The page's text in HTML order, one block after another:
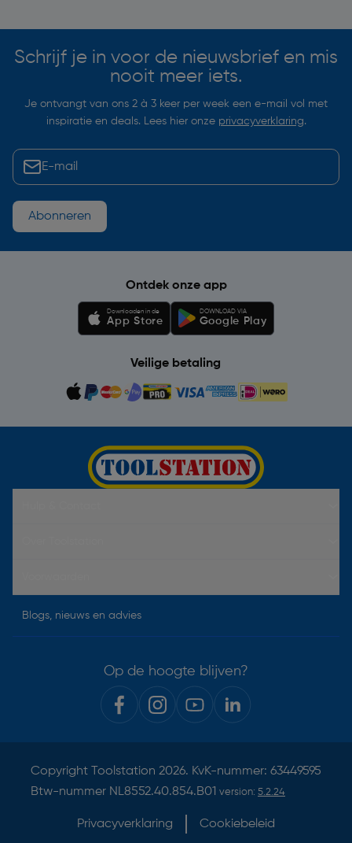
Schrijf je in voor de nieuwsbrief en mis
nooit meer iets.
Je ontvangt van ons 2 à 3 keer per week een e-mail vol met
inspiratie en deals. Lees hier onze privacyverklaring.
Abonneren
Ontdek onze app
Downloaden in de
App Store
DOWNLOAD VIA
Google Play
Veilige betaling
Blogs, nieuws en advies
Op de hoogte blijven?
Copyright Toolstation 2026. KvK-nummer: 63449595
Btw-nummer NL8552.40.854.B01 version: 5.2.24
Privacyverklaring Cookiebeleid